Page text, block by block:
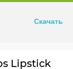
Lipstick
Скачать